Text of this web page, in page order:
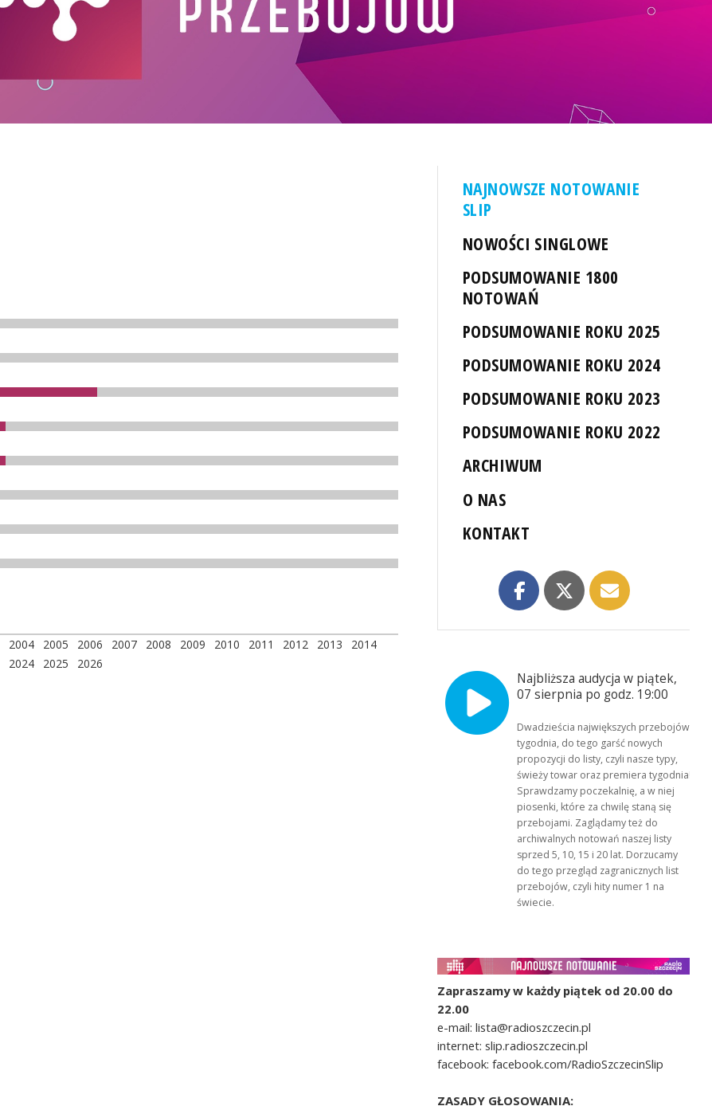
2004 2005 2006 2007 2008 2009 2010 2011 2012 2013
2014
2024 2025 2026
NAJNOWSZE NOTOWANIE
SLIP
NOWOŚCI SINGLOWE
PODSUMOWANIE 1800
NOTOWAŃ
PODSUMOWANIE ROKU 2025
PODSUMOWANIE ROKU 2024
PODSUMOWANIE ROKU 2023
PODSUMOWANIE ROKU 2022
ARCHIWUM
O NAS
KONTAKT
Najbliższa audycja w piątek,
07 sierpnia po godz. 19:00
Dwadzieścia największych przebojów
tygodnia, do tego garść nowych
propozycji do listy, czyli nasze typy,
świeży towar oraz premiera tygodnia!
Sprawdzamy poczekalnię, a w niej
piosenki, które za chwilę staną się
przebojami. Zaglądamy też do
archiwalnych notowań naszej listy
sprzed 5, 10, 15 i 20 lat. Dorzucamy
do tego przegląd zagranicznych list
przebojów, czyli hity numer 1 na
świecie.
Zapraszamy w każdy piątek od 20.00 do
22.00
e-mail: lista@radioszczecin.pl
internet: slip.radioszczecin.pl
facebook: facebook.com/RadioSzczecinSlip
ZASADY GŁOSOWANIA: